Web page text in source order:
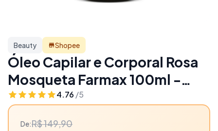
Beauty Shopee
Óleo Capilar e Corporal Rosa
Mosqueta Farmax 100ml -
93% OFF | Beauty
4.76 /5
De:R$ 149,90